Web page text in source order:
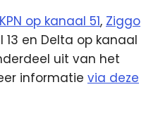
KPN op kanaal 51, Ziggo
13 en Delta op kanaal
uit van het
informatie via deze